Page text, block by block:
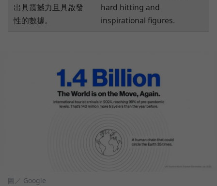
出具震撼力且具啟發
性的數據。
hard hitting and
inspirational figures.
圖／ Google